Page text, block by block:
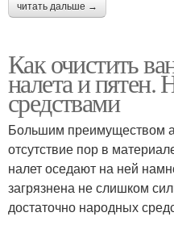
читать дальше →
Как очистить
налета и
средствами
Большим преимуществом
отсутствие пор в
налет оседают на ней
загрязнена не слишком
достаточно народных